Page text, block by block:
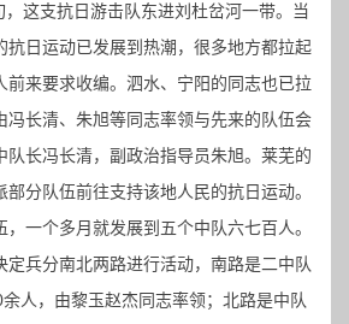
这支抗日游击队东进刘杜岔河一带。当
抗日运动已发展到热潮，很多地方都拉起
前来要求收编。泗水、宁阳的同志也已拉
冯长清、朱旭等同志率领与先来的队伍会
队长冯长清，副政治指导员朱旭。莱芜的
分队伍前往支持该地人民的抗日运动。
一个多月就发展到五个中队六七百人。
定兵分南北两路进行活动，南路是二中队
人，由黎玉赵杰同志率领；北路是中队